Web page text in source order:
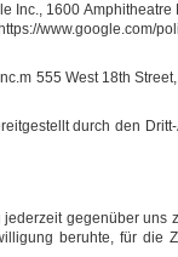
Inc., 1600
555 West 18th
durch den
gegenüber uns
beruhte, für die